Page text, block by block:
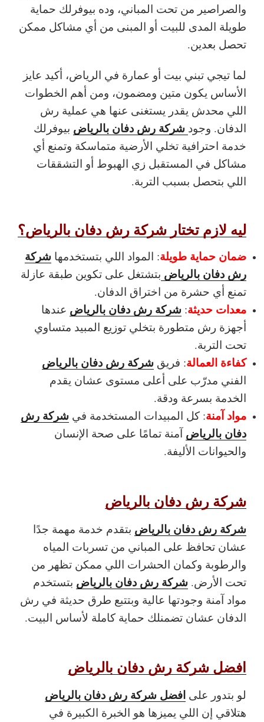
والصراصير من تحت المباني، وده بيوفرلك حماية
طويلة المدى للبيت أو المبنى من أي مشاكل ممكن
تحصل بعدين.
لما تيجي تبني بيت أو عمارة في الرياض، أكيد عايز
الأساس يكون متين ومضمون، ومن أهم الخطوات
اللي محدش يقدر يستغنى عنها هي عملية رش
الدفان. وجود شركة رش دفان بالرياض بيوفرلك
خدمة احترافية تخلي الأرضية متماسكة وتمنع أي
مشاكل في المستقبل زي الهبوط أو التشققات
اللي بتحصل بسبب التربة.
ليه لازم تختار شركة رش دفان بالرياض؟
ضمان حماية طويلة: المواد اللي بتستخدمها شركة
رش دفان بالرياض بتشتغل على تكوين طبقة عازلة
تمنع أي حشرة من اختراق الدفان.
معدات حديثة: شركة رش دفان بالرياض عندها
أجهزة رش متطورة بتخلي توزيع المبيد متساوي
تحت التربة.
كفاءة العمالة: فريق شركة رش دفان بالرياض
الفني مدرّب على أعلى مستوى عشان يقدم
الخدمة بسرعة ودقة.
مواد آمنة: كل المبيدات المستخدمة في شركة رش
دفان بالرياض آمنة تمامًا على صحة الإنسان
والحيوانات الأليفة.
شركة رش دفان بالرياض
شركة رش دفان بالرياض بتقدم خدمة مهمة جدًا
عشان تحافظ على المباني من تسربات المياه
والرطوبة وكمان الحشرات اللي ممكن تظهر من
تحت الأرض. شركة رش دفان بالرياض بتستخدم
مواد آمنة وجودتها عالية وبتتبع طرق حديثة في رش
الدفان عشان تضمنلك حماية كاملة لأساس البيت.
افضل شركة رش دفان بالرياض
لو بتدور على افضل شركة رش دفان بالرياض
هتلاقي إن اللي يميزها هو الخبرة الكبيرة في